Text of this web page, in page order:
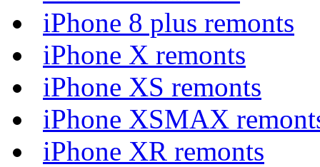
iPhone 8 plus remonts
iPhone X remonts
iPhone XS remonts
iPhone XSMAX
iPhone XR remonts